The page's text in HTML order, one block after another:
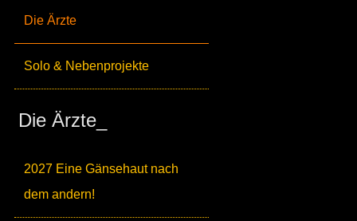
Die Ärzte
Solo & Nebenprojekte
Die Ärzte_
2027 Eine Gänsehaut nach
dem andern!